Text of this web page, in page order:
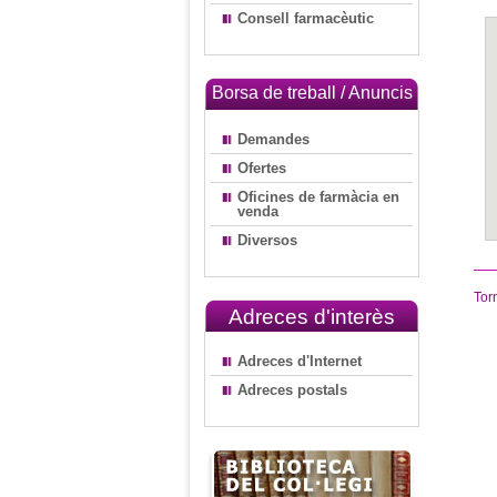
Consell farmacèutic
Borsa de treball / Anuncis
Demandes
Ofertes
Oficines de farmàcia en
venda
Diversos
Adreces d'interès
Adreces d'Internet
Adreces postals